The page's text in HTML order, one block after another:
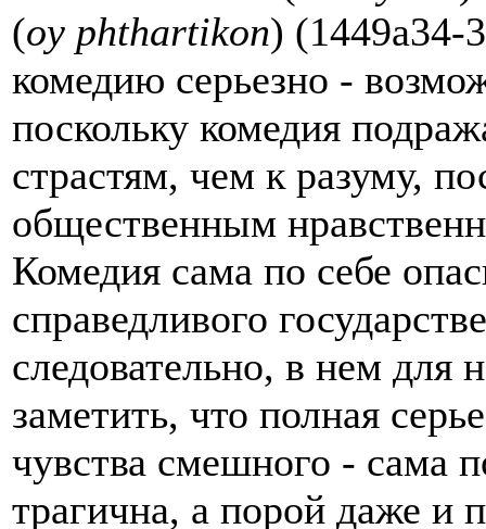
(oy phthartikon) (1449a34-
комедию серьезно -
поскольку комедия
страстям, чем к разуму,
общественным
Комедия сама по себе
справедливого
следовательно, в нем для
заметить, что полная
чувства смешного - сама
трагична, а порой даже и